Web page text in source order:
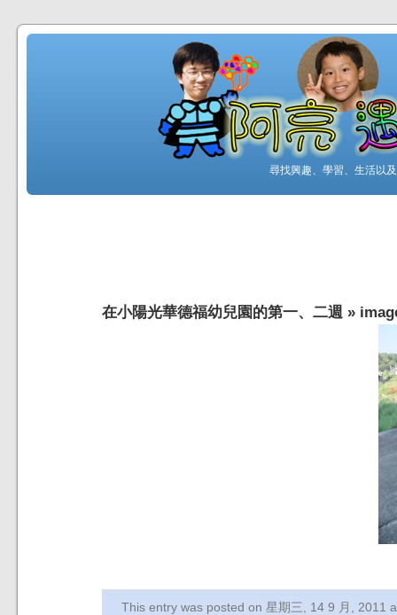
尋找興趣、學習、生活以
在小陽光華德福幼兒園的第一、二週 »
This entry was posted on 星期三, 14 9 月, 2011